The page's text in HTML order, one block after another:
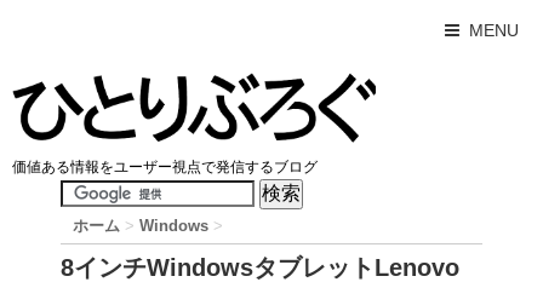
MENU
価値ある情報をユーザー視点で発信するブログ
ホーム > Windows >
8インチWindowsタブレットLenovo